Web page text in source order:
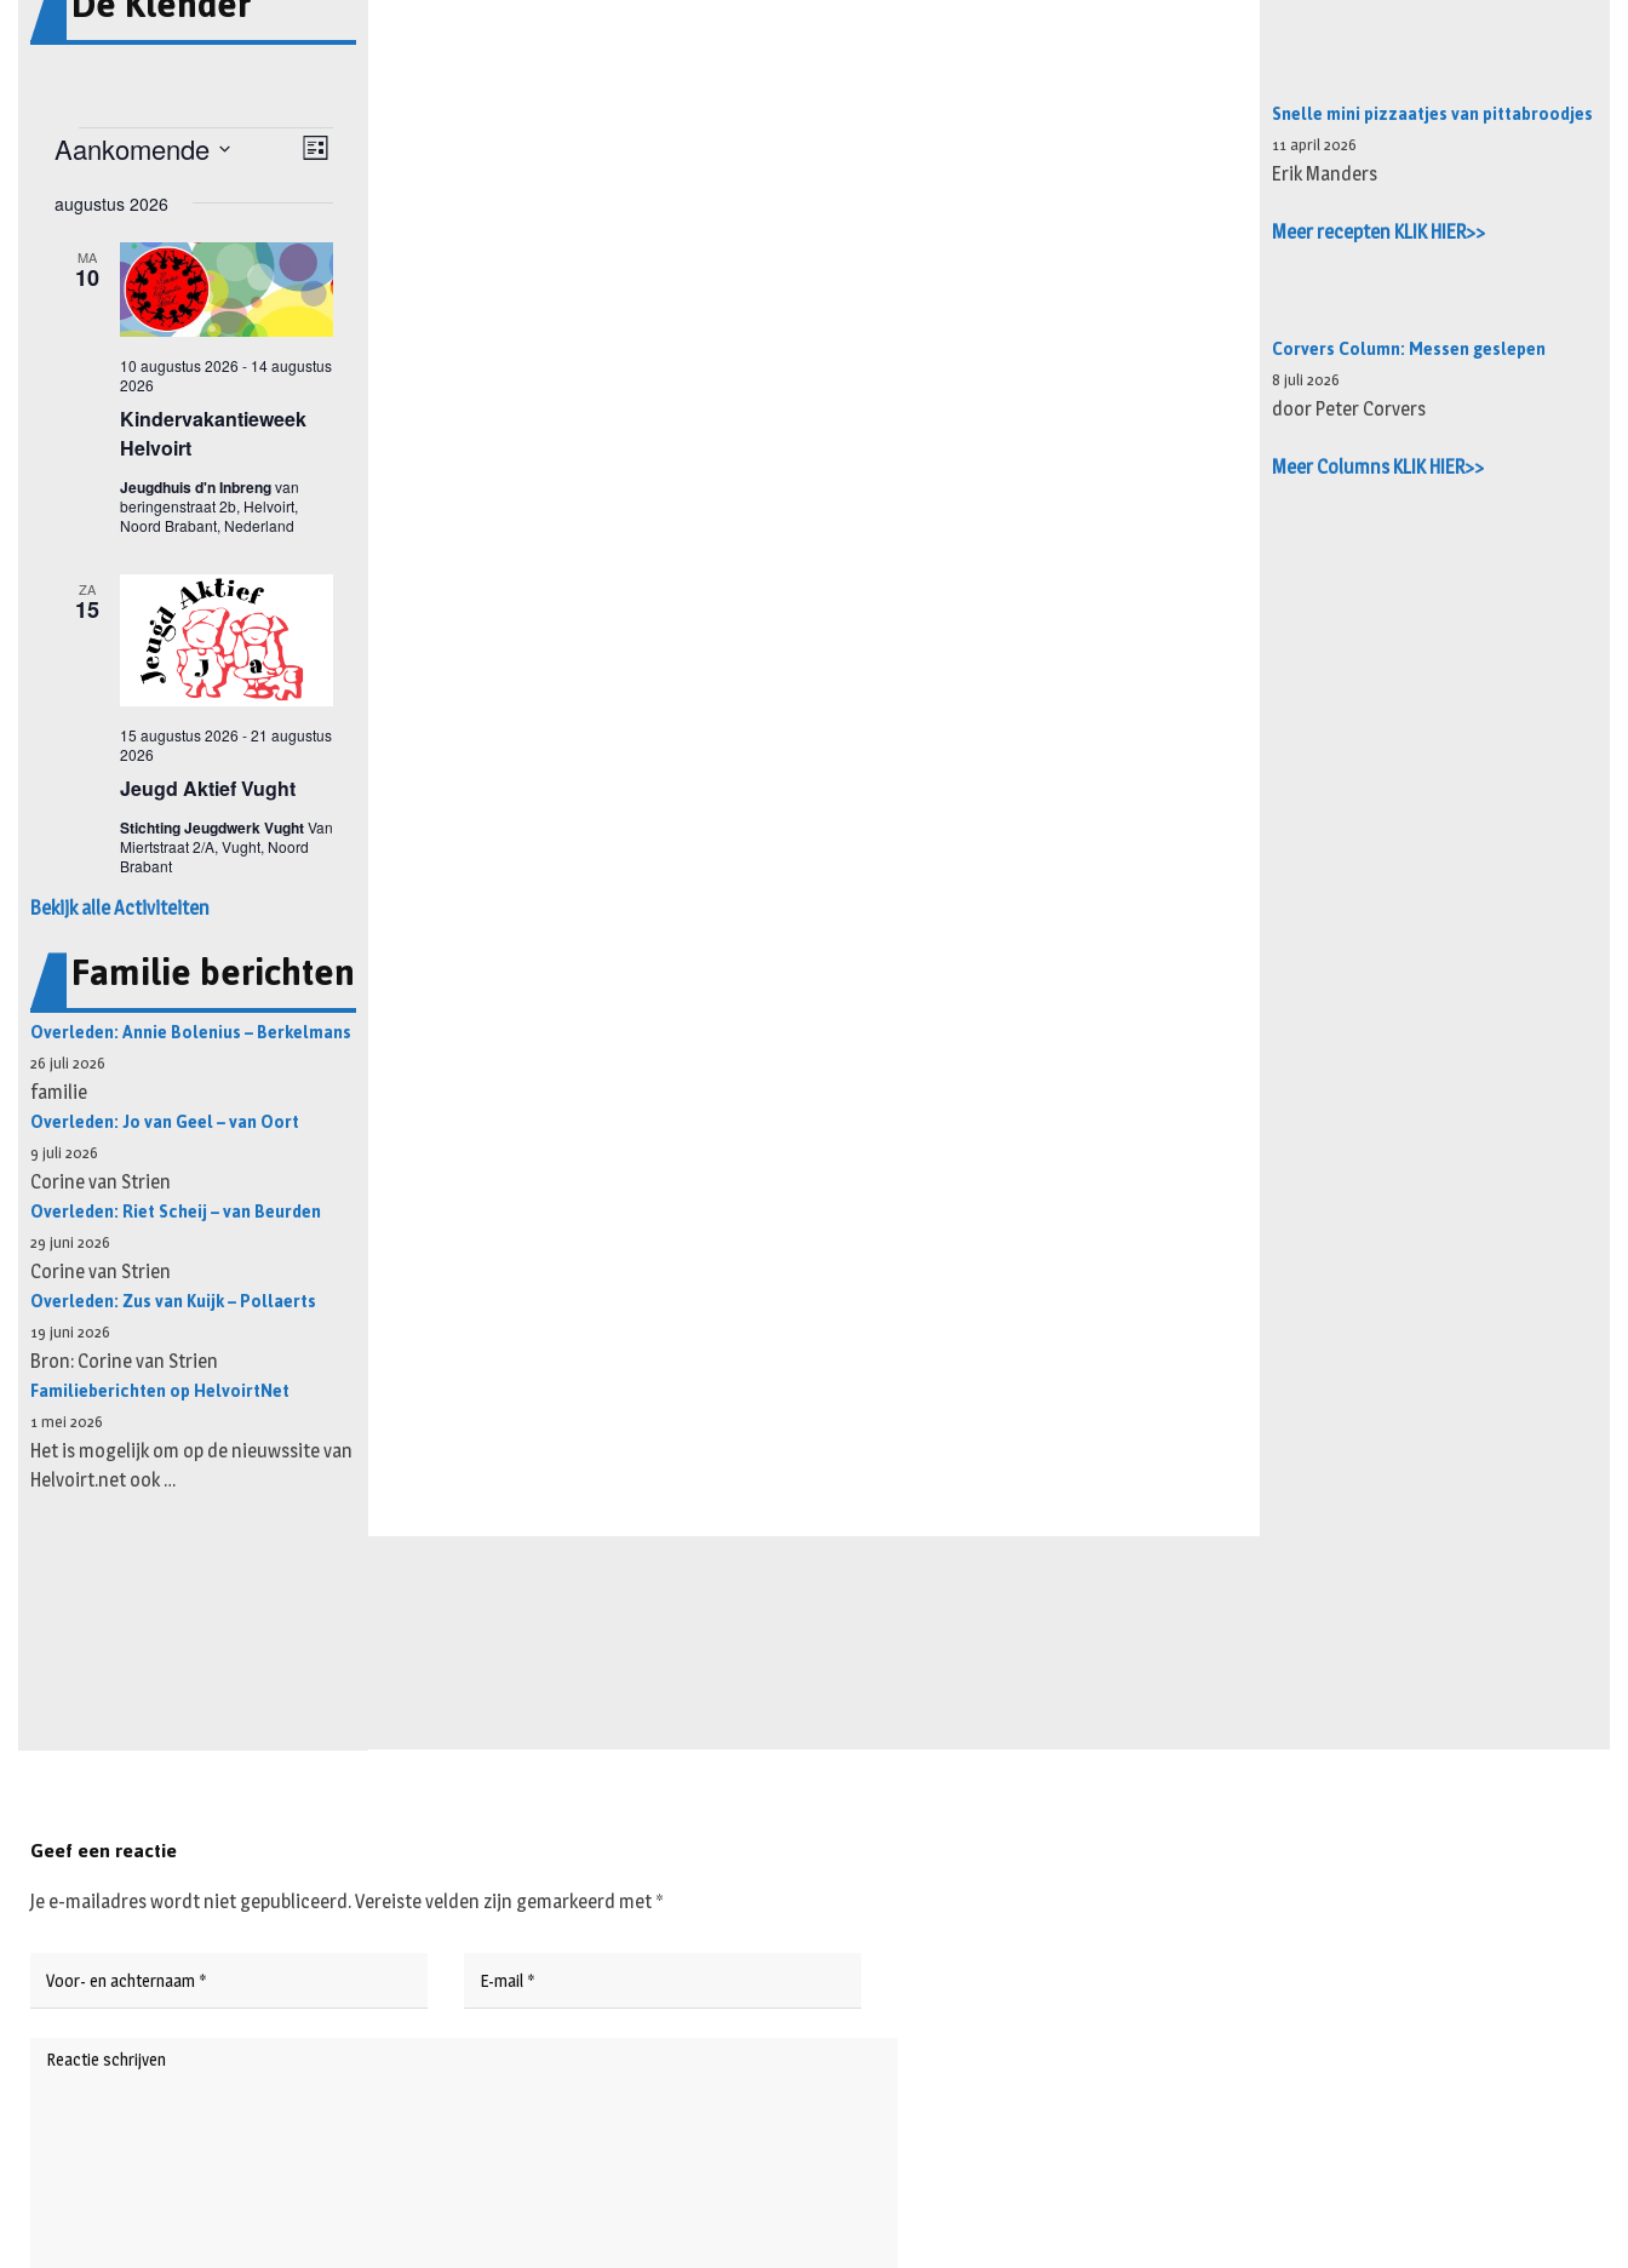
Bekijk alle Activiteiten
Familie berichten
Overleden: Annie Bolenius – Berkelmans
26 juli 2026
familie
Overleden: Jo van Geel – van Oort
9 juli 2026
Corine van Strien
Overleden: Riet Scheij – van Beurden
29 juni 2026
Corine van Strien
Overleden: Zus van Kuijk – Pollaerts
19 juni 2026
Bron: Corine van Strien
Familieberichten op HelvoirtNet
1 mei 2026
Het is mogelijk om op de nieuwssite van
Helvoirt.net ook …
Snelle mini pizzaatjes van pittabroodjes
11 april 2026
Erik Manders
Meer recepten KLIK HIER>>
Corvers Column: Messen geslepen
8 juli 2026
door Peter Corvers
Meer Columns KLIK HIER>>
Geef een reactie
Je e-mailadres wordt niet gepubliceerd.Vereiste velden zijn gemarkeerd met *